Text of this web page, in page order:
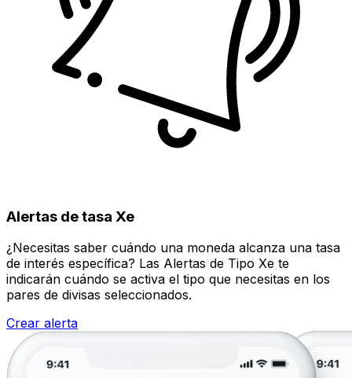
Alertas de tasa Xe
¿Necesitas saber cuándo una moneda alcanza una tasa
de interés específica? Las Alertas de Tipo Xe te
indicarán cuándo se activa el tipo que necesitas en los
pares de divisas seleccionados.
Crear alerta